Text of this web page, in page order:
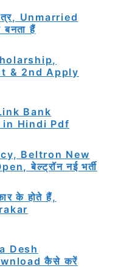
पत्र, Unmarried
हैं
& 2nd Apply
Bank
in Hindi Pdf
Beltron New
बेल्ट्रॉन नई भर्ती
के होते हैं,
Desh
कैसे करें